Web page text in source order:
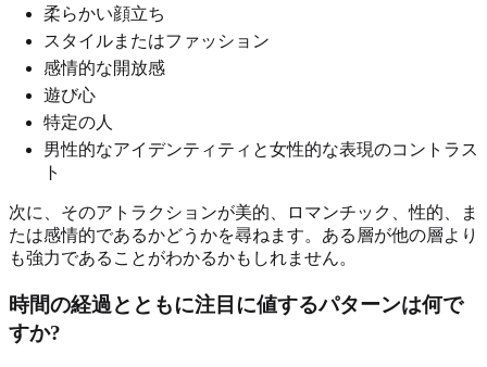
柔らかい顔立ち
スタイルまたはファッション
感情的な開放感
遊び心
特定の人
男性的なアイデンティティと女性的な表現のコントラス
ト
次に、そのアトラクションが美的、ロマンチック、性的、ま
たは感情的であるかどうかを尋ねます。ある層が他の層より
も強力であることがわかるかもしれません。
時間の経過とともに注目に値するパターンは何で
すか?